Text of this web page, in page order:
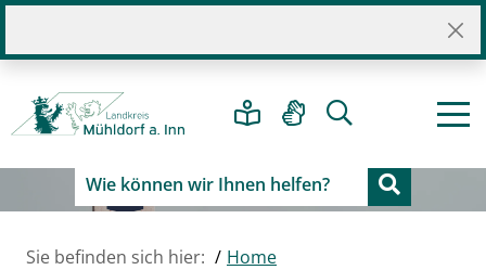
Sie befinden sich hier:
Home